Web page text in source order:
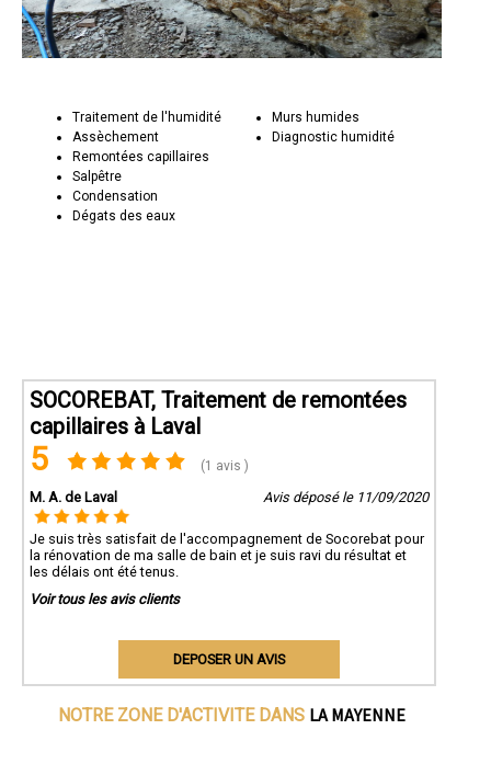
Traitement de l'humidité
Assèchement
Remontées capillaires
Salpêtre
Condensation
Dégats des eaux
Murs humides
Diagnostic humidité
SOCOREBAT, Traitement de remontées
capillaires à Laval
5 (1 avis )
M. A. de Laval Avis déposé le 11/09/2020
Je suis très satisfait de l'accompagnement de Socorebat pour
la rénovation de ma salle de bain et je suis ravi du résultat et
les délais ont été tenus.
Voir tous les avis clients
DEPOSER UN AVIS
NOTRE ZONE D'ACTIVITE DANS LA MAYENNE